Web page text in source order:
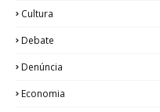
Cultura
Debate
Denúncia
Economia